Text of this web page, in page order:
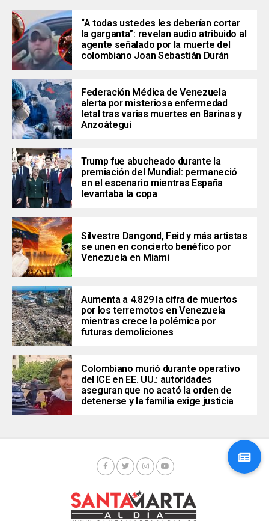
“A todas ustedes les deberían cortar
la garganta”: revelan audio atribuido al
agente señalado por la muerte del
colombiano Joan Sebastián Durán
Federación Médica de Venezuela
alerta por misteriosa enfermedad
letal tras varias muertes en Barinas y
Anzoátegui
Trump fue abucheado durante la
premiación del Mundial: permaneció
en el escenario mientras España
levantaba la copa
Silvestre Dangond, Feid y más artistas
se unen en concierto benéfico por
Venezuela en Miami
Aumenta a 4.829 la cifra de muertos
por los terremotos en Venezuela
mientras crece la polémica por
futuras demoliciones
Colombiano murió durante operativo
del ICE en EE. UU.: autoridades
aseguran que no acató la orden de
detenerse y la familia exige justicia